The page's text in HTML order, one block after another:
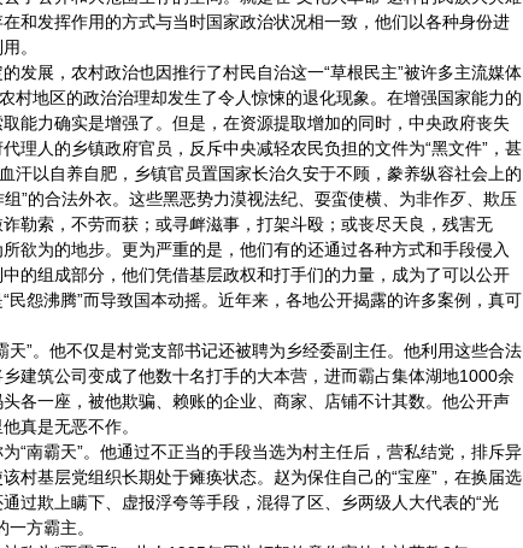
和发挥作用的方式与当时国家政治状况相一致，他们以各种身份进
。
发展，农村政治也因推行了村民自治这一“草根民主”被许多主流媒体
村地区的政治治理却发生了令人惊悚的退化现象。在增强国家能力的
能力确实是增强了。但是，在资源提取增加的同时，中央政府丧失
理人的乡镇政府官员，反斥中央减轻农民负担的文件为“黑文件”，甚
汗以自养自肥，乡镇官员置国家长治久安于不顾，豢养纵容社会上的
”的合法外衣。这些黑恶势力漠视法纪、耍蛮使横、为非作歹、欺压
勒索，不劳而获；或寻衅滋事，打架斗殴；或丧尽天良，残害无
欲为的地步。更为严重的是，他们有的还通过各种方式和手段侵入
的组成部分，他们凭借基层政权和打手们的力量，成为了可以公开
民怨沸腾”而导致国本动摇。近年来，各地公开揭露的许多案例，真可
天”。他不仅是村党支部书记还被聘为乡经委副主任。他利用这些合法
建筑公司变成了他数十名打手的大本营，进而霸占集体湖地1000余
各一座，被他欺骗、赖账的企业、商家、店铺不计其数。他公开声
真是无恶不作。
“南霸天”。他通过不正当的手段当选为村主任后，营私结党，排斥异
村基层党组织长期处于瘫痪状态。赵为保住自己的“宝座”，在换届选
过欺上瞒下、虚报浮夸等手段，混得了区、乡两级人大代表的“光
方霸主。